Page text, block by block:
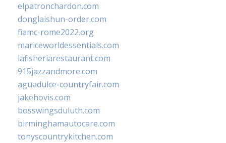
elpatronchardon.com
donglaishun-order.com
fiamc-rome2022.org
mariceworldessentials.com
lafisheriarestaurant.com
915jazzandmore.com
aguadulce-countryfair.com
jakehovis.com
bosswingsduluth.com
birminghamautocare.com
tonyscountrykitchen.com